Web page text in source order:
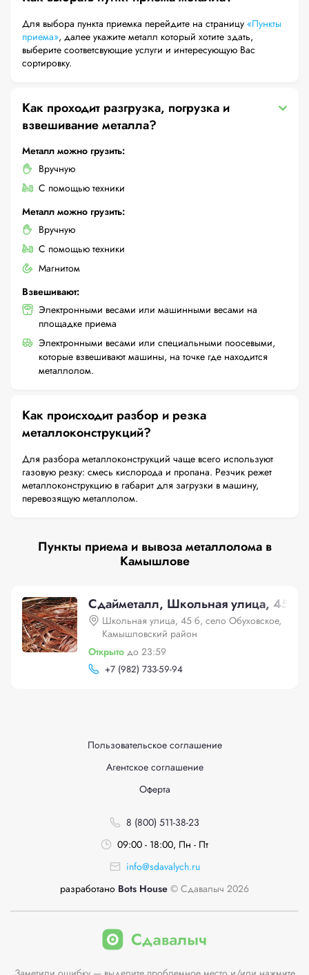
Для выбора пункта приемка перейдите на страницу «Пункты
приема», далее укажите металл который хотите здать,
выберите соответсвующие услуги и интересующую Вас
сортировку.
Как проходит разгрузка, погрузка и
взвешивание металла?
Металл можно грузить:
Вручную
С помощью техники
Металл можно грузить:
Вручную
С помощью техники
Магнитом
Взвешивают:
Электронными весами или машинными весами на
площадке приема
Электронными весами или специальными поосевыми,
которые взвешивают машины, на точке где находится
металлолом.
Как происходит разбор и резка
металлоконструкций?
Для разбора металлоконструкций чаще всего используют
газовую резку: смесь кислорода и пропана. Резчик режет
металлоконструкцию в габарит для загрузки в машину,
перевозящую металлолом.
Пункты приема и вывоза металлолома в
Камышлове
Сдайметалл, Школьная улица, 45
Школьная улица, 45 б, село Обуховское,
Камышловский район
Открыто до 23:59
+7 (982) 733-59-94
Пользовательское соглашение
Агентское соглашение
Оферта
8 (800) 511-38-23
09:00 - 18:00, Пн - Пт
info@sdavalych.ru
разработано Bots House © Сдавалыч 2026